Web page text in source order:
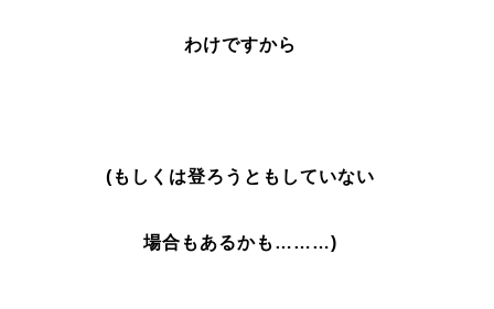
わけですから
(もしくは登ろうともしていない
場合もあるかも………)